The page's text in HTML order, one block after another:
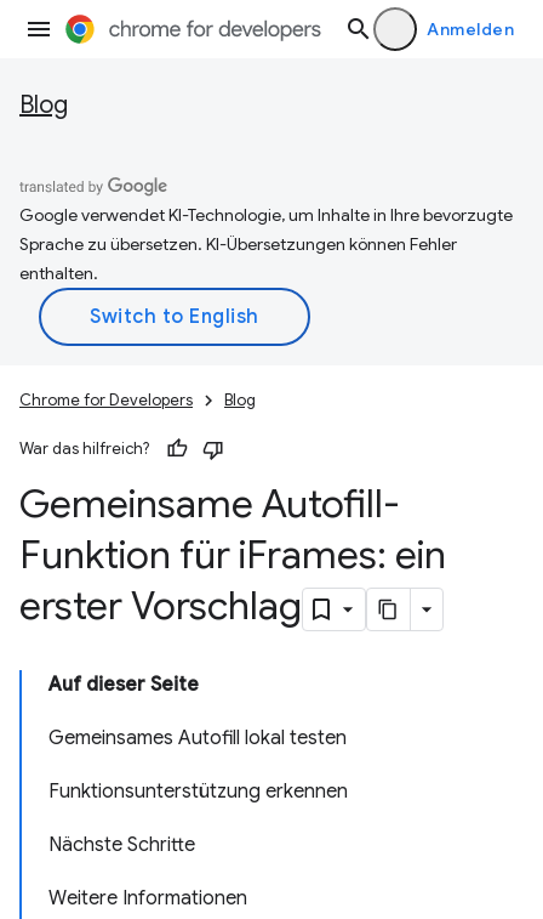
Anmelden
Blog
Google verwendet KI-Technologie, um Inhalte in Ihre bevorzugte
Sprache zu übersetzen. KI-Übersetzungen können Fehler
enthalten.
Chrome for Developers Blog
War das hilfreich?
Gemeinsame Autofill-
Funktion für iFrames: ein
erster Vorschlag
Auf dieser Seite
Gemeinsames Autofill lokal testen
Funktionsunterstützung erkennen
Nächste Schritte
Weitere Informationen